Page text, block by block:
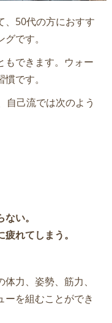
、50代の方におすす
です。
もできます。ウォー
です。
自己流では次のよう
い。
れてしまう。
力、姿勢、筋力、
ーを組むことができ